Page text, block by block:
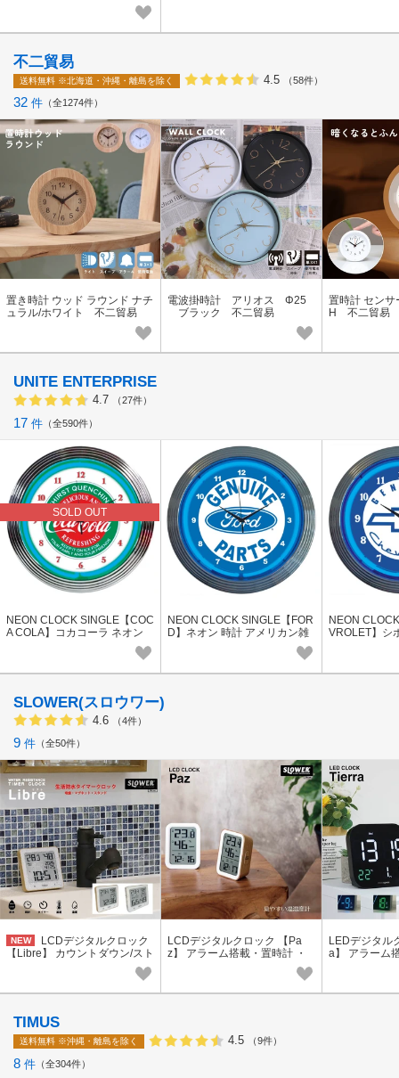
不二貿易
送料無料 ※北海道・沖縄・離島を除く 4.5 （58件）
32 件 全1274件
置き時計 ウッド ラウンド ナチ
ュラル/ホワイト 不二貿易
電波掛時計 アリオス Φ25
ブラック 不二貿易
置時計 センサ
H 不二貿易
UNITE ENTERPRISE
4.7 （27件）
17 件 全590件
SOLD OUT
NEON CLOCK SINGLE【COC
A COLA】コカコーラ ネオン
NEON CLOCK SINGLE【FOR
D】ネオン 時計 アメリカン雑
NEON
VROLET】シ
SLOWER(スロウワー)
4.6 （4件）
9 件 全50件
NEW
LCDデジタルクロック
【Libre】 カウントダウン/スト
ップウォッチタイマー・温湿
LCDデジタルクロック 【Pa
z】 アラーム搭載・置時計 ・
バックライト・シンプル見や
LEDデジタル
a】 アラーム
TIMUS
送料無料 ※沖縄・離島を除く 4.5 （9件）
8 件 全304件